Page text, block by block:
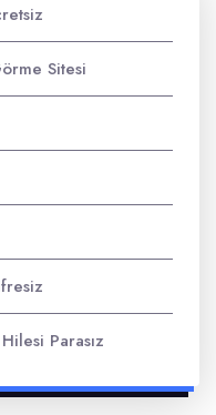
Sitesi
Parasız